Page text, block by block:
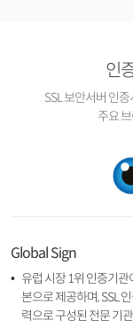
인
SSL 보안서버 인
주요
Global Sign
유럽 시장 1위 인증기관
본으로 제공하며, SSL
력으로 구성된 전문 기